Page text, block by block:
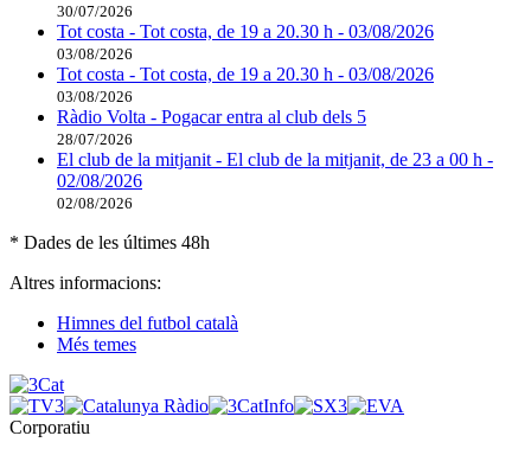
30/07/2026
Tot costa - Tot costa, de 19 a 20.30 h - 03/08/2026
03/08/2026
Tot costa - Tot costa, de 19 a 20.30 h - 03/08/2026
03/08/2026
Ràdio Volta - Pogacar entra al club dels 5
28/07/2026
El club de la mitjanit - El club de la mitjanit, de 23 a 00 h -
02/08/2026
02/08/2026
* Dades de les últimes 48h
Altres informacions:
Himnes del futbol català
Més temes
Corporatiu